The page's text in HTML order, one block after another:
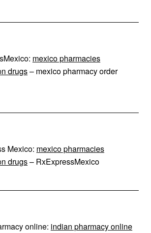
mexico pharmacies
drugs– mexico pharmacy order
Mexico: mexico pharmacies
drugs– RxExpressMexico
online: indian pharmacy online